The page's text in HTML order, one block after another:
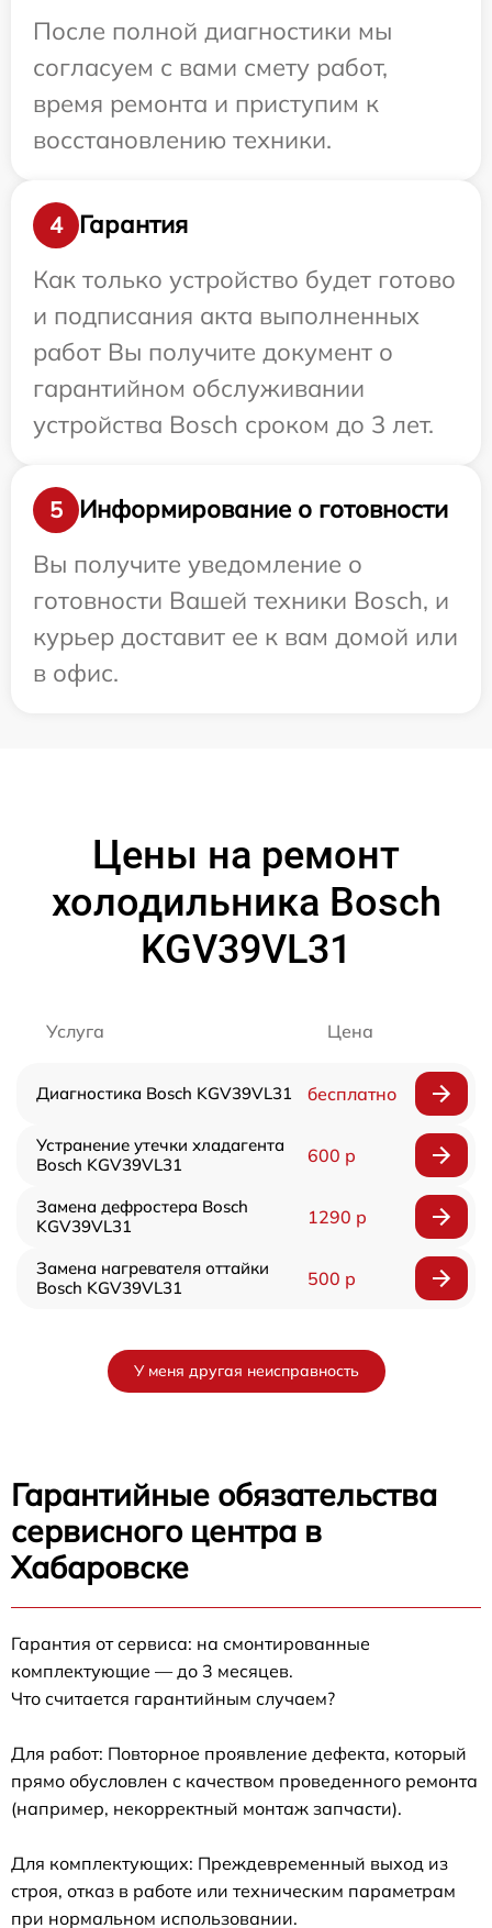
После полной диагностики мы
согласуем с вами смету работ,
время ремонта и приступим к
восстановлению техники.
4
Гарантия
Как только устройство будет готово
и подписания акта выполненных
работ Вы получите документ о
гарантийном обслуживании
устройства Bosch сроком до 3 лет.
5
Информирование о готовности
Вы получите уведомление о
готовности Вашей техники Bosch, и
курьер доставит ее к вам домой или
в офис.
Цены на ремонт
холодильника Bosch
KGV39VL31
Услуга Цена
Диагностика Bosch KGV39VL31 бесплатно
Устранение утечки хладагента
Bosch KGV39VL31
600 р
Замена дефростера Bosch
KGV39VL31
1290 р
Замена нагревателя оттайки
Bosch KGV39VL31
500 р
У меня другая неисправность
Гарантийные обязательства
сервисного центра в
Хабаровске
Гарантия от сервиса: на смонтированные
комплектующие — до 3 месяцев.
Что считается гарантийным случаем?
Для работ: Повторное проявление дефекта, который
прямо обусловлен с качеством проведенного ремонта
(например, некорректный монтаж запчасти).
Для комплектующих: Преждевременный выход из
строя, отказ в работе или техническим параметрам
при нормальном использовании.